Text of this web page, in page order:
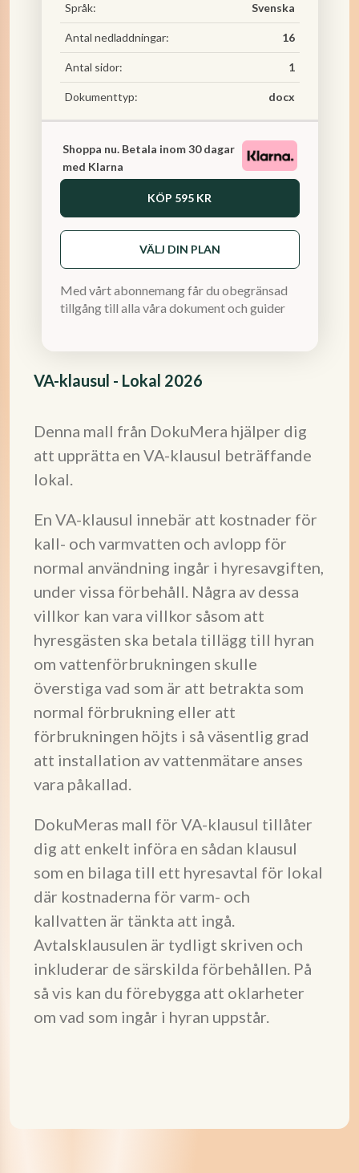
VA-klausul - Lokal 2026
Denna mall från DokuMera hjälper dig
att upprätta en VA-klausul beträffande
lokal.
En VA-klausul innebär att kostnader för
kall- och varmvatten och avlopp för
normal användning ingår i hyresavgiften,
under vissa förbehåll. Några av dessa
villkor kan vara villkor såsom att
hyresgästen ska betala tillägg till hyran
om vattenförbrukningen skulle
överstiga vad som är att betrakta som
normal förbrukning eller att
förbrukningen höjts i så väsentlig grad
att installation av vattenmätare anses
vara påkallad.
DokuMeras mall för VA-klausul tillåter
dig att enkelt införa en sådan klausul
som en bilaga till ett hyresavtal för lokal
där kostnaderna för varm- och
kallvatten är tänkta att ingå.
Avtalsklausulen är tydligt skriven och
inkluderar de särskilda förbehållen. På
så vis kan du förebygga att oklarheter
om vad som ingår i hyran uppstår.
Språk: Svenska
Antal nedladdningar: 16
Antal sidor: 1
Dokumenttyp: docx
Shoppa nu. Betala inom 30 dagar
med Klarna
KÖP 595 KR
VÄLJ DIN PLAN
Med vårt abonnemang får du obegränsad
tillgång till alla våra dokument och guider